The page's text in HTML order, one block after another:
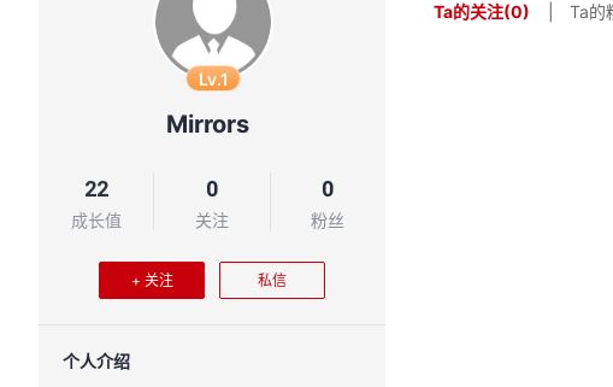
Lv.1
Mirrors
22
成长值
0
关注
0
粉丝
+ 关注 私信
个人介绍
Ta的关注(0) Ta的